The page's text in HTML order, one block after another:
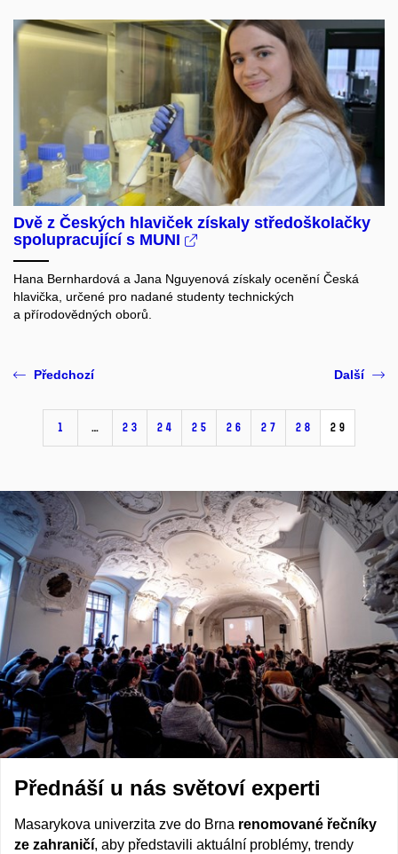
Dvě z Českých hlaviček získaly středoškolačky
spolupracující s MUNI
Hana Bernhardová a Jana Nguyenová získaly ocenění Česká
hlavička, určené pro nadané studenty technických
a přírodovědných oborů.
Předchozí
1 … 23 24 25 26 27 28 29
Další
Přednáší u nás světoví experti
Masarykova univerzita zve do Brna renomované řečníky
ze zahraničí, aby představili aktuální problémy, trendy